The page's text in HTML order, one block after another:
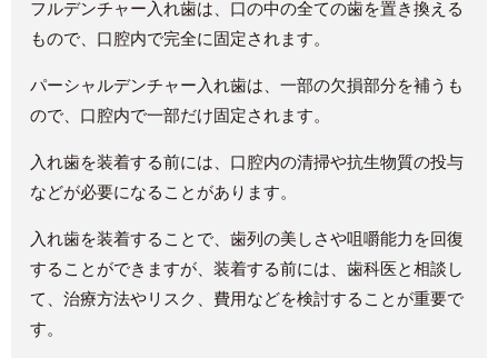
フルデンチャー入れ歯は、口の中の全ての歯を置き換える
もので、口腔内で完全に固定されます。
パーシャルデンチャー入れ歯は、一部の欠損部分を補うも
ので、口腔内で一部だけ固定されます。
入れ歯を装着する前には、口腔内の清掃や抗生物質の投与
などが必要になることがあります。
入れ歯を装着することで、歯列の美しさや咀嚼能力を回復
することができますが、装着する前には、歯科医と相談し
て、治療方法やリスク、費用などを検討することが重要で
す。